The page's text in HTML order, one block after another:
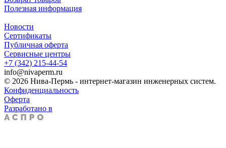
Полезная информация
Новости
Сертификаты
Публичная оферта
Сервисные центры
+7 (342) 215-44-54
info@nivaperm.ru
© 2026 Нива-Пермь - интернет-магазин инженерных систем.
Конфиденциальность
Оферта
Разработано в